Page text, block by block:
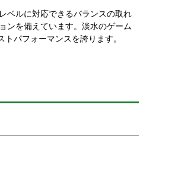
ベルに対応できるバランスの取れ
ンを備えています。淡水のゲーム
パフォーマンスを誇ります。